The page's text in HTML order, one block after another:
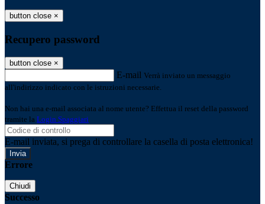
button close ×
Recupero password
button close ×
E-mail Verrà inviato un messaggio
all'indirizzo indicato con le istruzioni necessarie.
Non hai una e-mail associata al nome utente? Effettua il reset della password
tramite la Login Spaggiari
E-mail inviata, si prega di controllare la casella di posta elettronica!
Errore
Chiudi
Successo